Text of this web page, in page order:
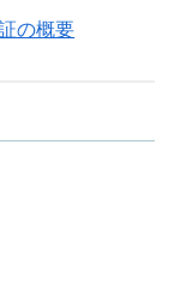
の概要